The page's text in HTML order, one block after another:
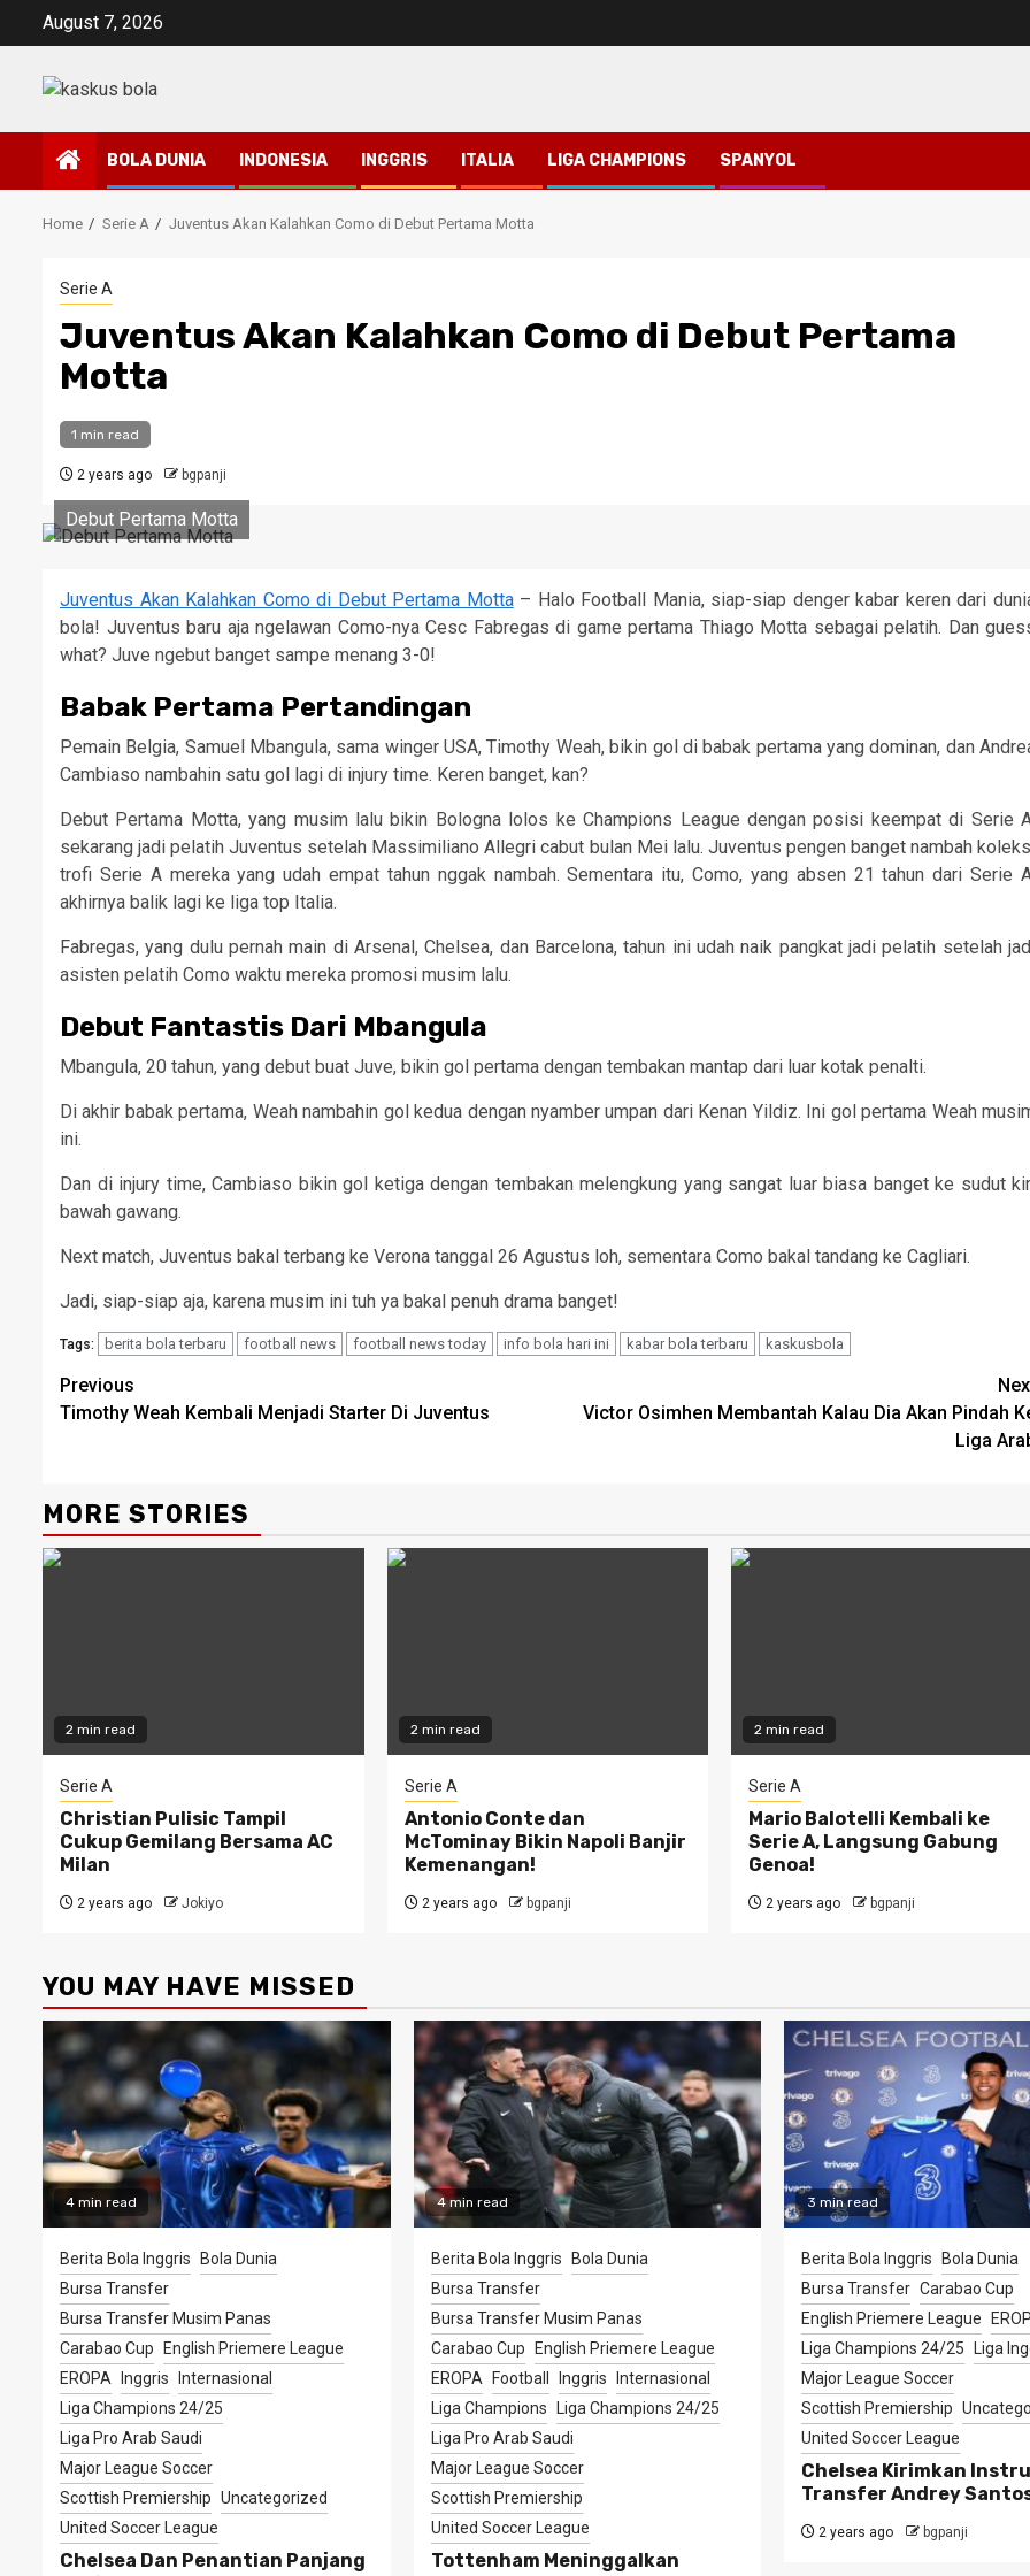
August 7, 2026
BOLA DUNIA INDONESIA INGGRIS ITALIA LIGA CHAMPIONS SPANYOL
Home Serie A Juventus Akan Kalahkan Como di Debut Pertama Motta
Serie A
Juventus Akan Kalahkan Como di Debut Pertama
Motta
1 min read
2 years ago bgpanji
Debut Pertama Motta
Juventus Akan Kalahkan Como di Debut Pertama Motta– Halo Football Mania, siap-siap denger kabar keren dari
bola! Juventus baru aja ngelawan Como-nya Cesc Fabregas di game pertama Thiago Motta sebagai pelatih. Dan
what? Juve ngebut banget sampe menang 3-0!
Babak Pertama Pertandingan
Pemain Belgia, Samuel Mbangula, sama winger USA, Timothy Weah, bikin gol di babak pertama yang dominan, dan
Cambiaso nambahin satu gol lagi di injury time. Keren banget, kan?
Debut Pertama Motta, yang musim lalu bikin Bologna lolos ke Champions League dengan posisi keempat di Serie
sekarang jadi pelatih Juventus setelah Massimiliano Allegri cabut bulan Mei lalu. Juventus pengen banget nambah
trofi Serie A mereka yang udah empat tahun nggak nambah. Sementara itu, Como, yang absen 21 tahun dari Serie
akhirnya balik lagi ke liga top Italia.
Fabregas, yang dulu pernah main di Arsenal, Chelsea, dan Barcelona, tahun ini udah naik pangkat jadi pelatih setelah
asisten pelatih Como waktu mereka promosi musim lalu.
Debut Fantastis Dari Mbangula
Mbangula, 20 tahun, yang debut buat Juve, bikin gol pertama dengan tembakan mantap dari luar kotak penalti.
Di akhir babak pertama, Weah nambahin gol kedua dengan nyamber umpan dari Kenan Yildiz. Ini gol pertama Weah
ini.
Dan di injury time, Cambiaso bikin gol ketiga dengan tembakan melengkung yang sangat luar biasa banget ke sudut
bawah gawang.
Next match, Juventus bakal terbang ke Verona tanggal 26 Agustus loh, sementara Como bakal tandang ke Cagliari.
Jadi, siap-siap aja, karena musim ini tuh ya bakal penuh drama banget!
Tags: berita bola terbaru football news football news today info bola hari ini kabar bola terbaru kaskusbola
Continue
Reading
Previous
Timothy Weah Kembali Menjadi Starter Di Juventus
Victor Osimhen Membantah Kalau Dia Akan Pindah
Liga
MORE STORIES
2 min read
Serie A
Christian Pulisic Tampil
Cukup Gemilang Bersama AC
Milan
2 years ago Jokiyo
2 min read
Serie A
Antonio Conte dan
McTominay Bikin Napoli Banjir
Kemenangan!
2 years ago bgpanji
2 min read
Serie A
Mario Balotelli Kembali ke
Serie A, Langsung Gabung
Genoa!
2 years ago bgpanji
YOU MAY HAVE MISSED
4 min read
Berita Bola Inggris
Bola Dunia
Bursa Transfer
Bursa Transfer Musim Panas
Carabao Cup
English Priemere League
EROPA
Inggris
Internasional
Liga Champions 24/25
Liga Pro Arab Saudi
Major League Soccer
Scottish Premiership Uncategorized
United Soccer League
Chelsea Dan Penantian Panjang
4 min read
Berita Bola Inggris
Bola Dunia
Bursa Transfer
Bursa Transfer Musim Panas
Carabao Cup
English Priemere League
EROPA
Football Inggris
Internasional
Liga Champions
Liga Champions 24/25
Liga Pro Arab Saudi
Major League Soccer
Scottish Premiership
United Soccer League
Tottenham Meninggalkan
3 min read
Berita Bola Inggris
Bola Dunia
Bursa Transfer Carabao Cup
English Priemere League
Liga Champions 24/25
Liga
Major League Soccer
Scottish Premiership
United Soccer League
Chelsea Kirimkan
Transfer Andrey
2 years ago bgpanji